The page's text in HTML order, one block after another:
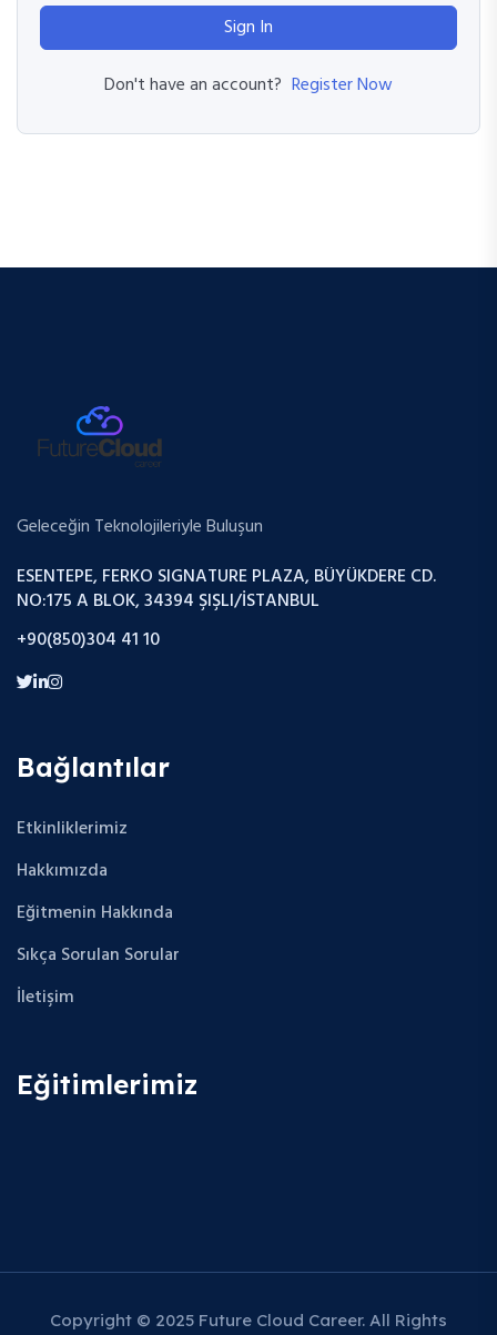
Sign In
Don't have an account? Register Now
Geleceğin Teknolojileriyle Buluşun
ESENTEPE, FERKO SIGNATURE PLAZA, BÜYÜKDERE CD.
NO:175 A BLOK, 34394 ŞIŞLI/İSTANBUL
+90(850)304 41 10
Bağlantılar
Etkinliklerimiz
Hakkımızda
Eğitmenin Hakkında
Sıkça Sorulan Sorular
İletişim
Eğitimlerimiz
Copyright © 2025 Future Cloud Career. All Rights